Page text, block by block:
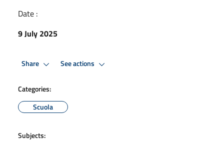
Date :
9 July 2025
Share See actions
Categories:
Scuola
Subjects: